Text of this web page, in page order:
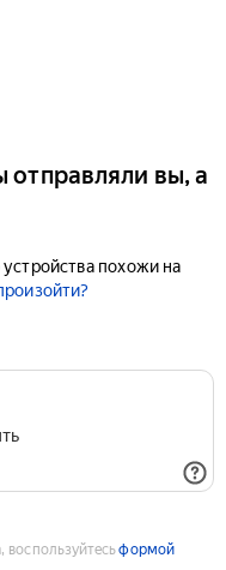
отправляли вы, а
похожи на
формой